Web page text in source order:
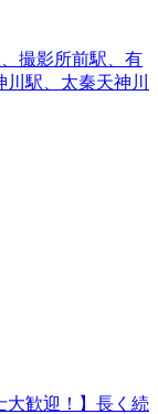
撮影所前駅、有
駅、太秦天神川
大歓迎！】長く続